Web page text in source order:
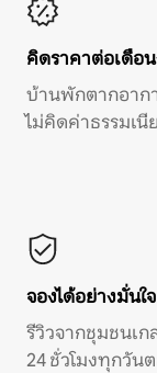
คิดราคาต่อเดือ
บ้านพักตากอาก
ไม่คิดค่าธรรมเนี
จองได้อย่างมั่นใจ
รีวิวจากชุมชนเ
24 ชั่วโมงทุกวัน